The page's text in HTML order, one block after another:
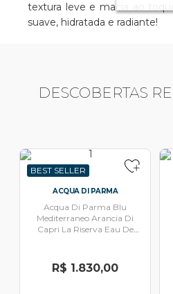
textura leve e macia ao
suave, hidratada e radiante!
DESCOBERTAS
BEST SELLER
ACQUA DI PARMA
Acqua Di Parma Blu
Mediterraneo Arancia Di
Capri La Riserva Eau De
R$ 1.830,00